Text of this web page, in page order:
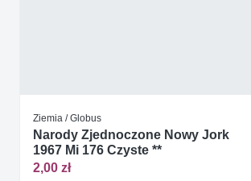
Ziemia / Globus
Narody Zjednoczone Nowy Jork
1967 Mi 176 Czyste **
2,00 zł